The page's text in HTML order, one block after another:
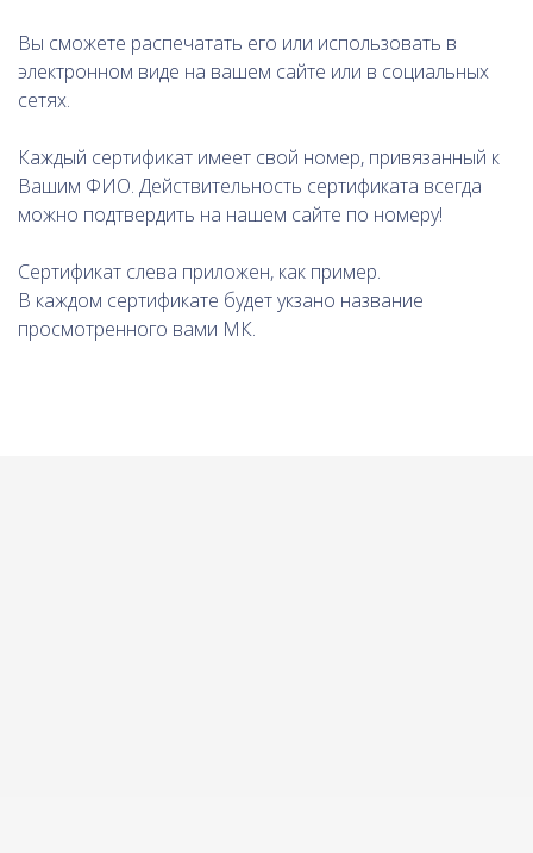
Вы сможете распечатать его или использовать в
электронном виде на вашем сайте или в социальных
сетях.
Каждый сертификат имеет свой номер, привязанный к
Вашим ФИО. Действительность сертификата всегда
можно подтвердить на нашем сайте по номеру!
Сертификат слева приложен, как пример.
В каждом сертификате будет укзано название
просмотренного вами МК.